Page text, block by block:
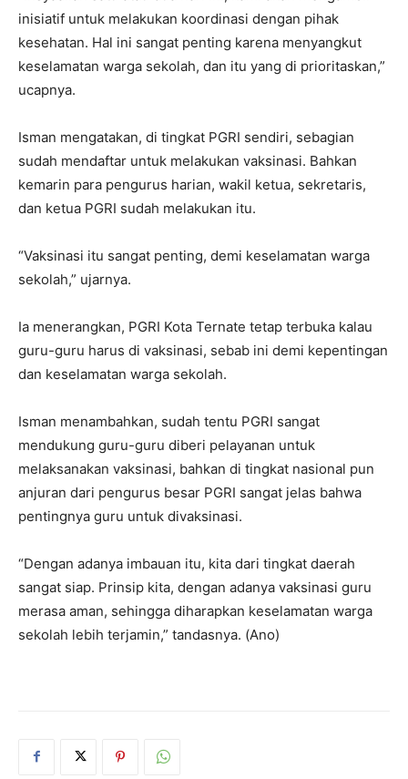
inisiatif untuk melakukan koordinasi dengan pihak
kesehatan. Hal ini sangat penting karena menyangkut
keselamatan warga sekolah, dan itu yang di prioritaskan,”
ucapnya.
Isman mengatakan, di tingkat PGRI sendiri, sebagian
sudah mendaftar untuk melakukan vaksinasi. Bahkan
kemarin para pengurus harian, wakil ketua, sekretaris,
dan ketua PGRI sudah melakukan itu.
“Vaksinasi itu sangat penting, demi keselamatan warga
sekolah,” ujarnya.
Ia menerangkan, PGRI Kota Ternate tetap terbuka kalau
guru-guru harus di vaksinasi, sebab ini demi kepentingan
dan keselamatan warga sekolah.
Isman menambahkan, sudah tentu PGRI sangat
mendukung guru-guru diberi pelayanan untuk
melaksanakan vaksinasi, bahkan di tingkat nasional pun
anjuran dari pengurus besar PGRI sangat jelas bahwa
pentingnya guru untuk divaksinasi.
“Dengan adanya imbauan itu, kita dari tingkat daerah
sangat siap. Prinsip kita, dengan adanya vaksinasi guru
merasa aman, sehingga diharapkan keselamatan warga
sekolah lebih terjamin,” tandasnya. (Ano)